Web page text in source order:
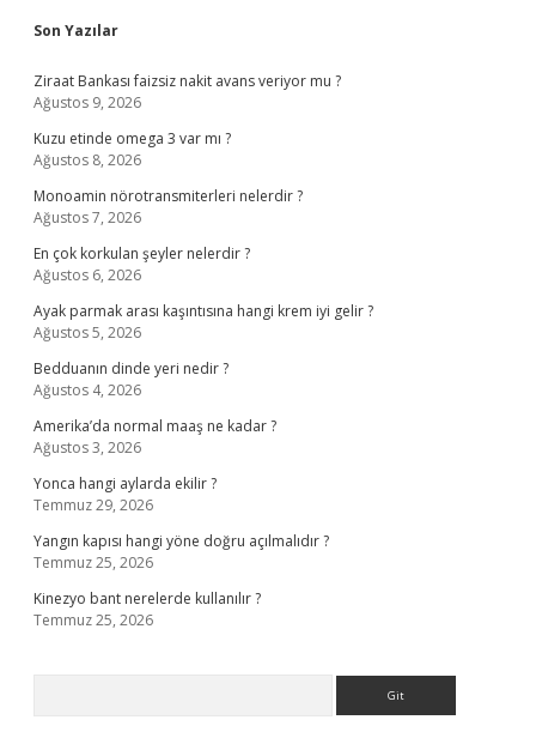
Son Yazılar
Ziraat Bankası faizsiz nakit avans veriyor mu ?
Ağustos 9, 2026
Kuzu etinde omega 3 var mı ?
Ağustos 8, 2026
Monoamin nörotransmiterleri nelerdir ?
Ağustos 7, 2026
En çok korkulan şeyler nelerdir ?
Ağustos 6, 2026
Ayak parmak arası kaşıntısına hangi krem iyi gelir ?
Ağustos 5, 2026
Bedduanın dinde yeri nedir ?
Ağustos 4, 2026
Amerika’da normal maaş ne kadar ?
Ağustos 3, 2026
Yonca hangi aylarda ekilir ?
Temmuz 29, 2026
Yangın kapısı hangi yöne doğru açılmalıdır ?
Temmuz 25, 2026
Kinezyo bant nerelerde kullanılır ?
Temmuz 25, 2026